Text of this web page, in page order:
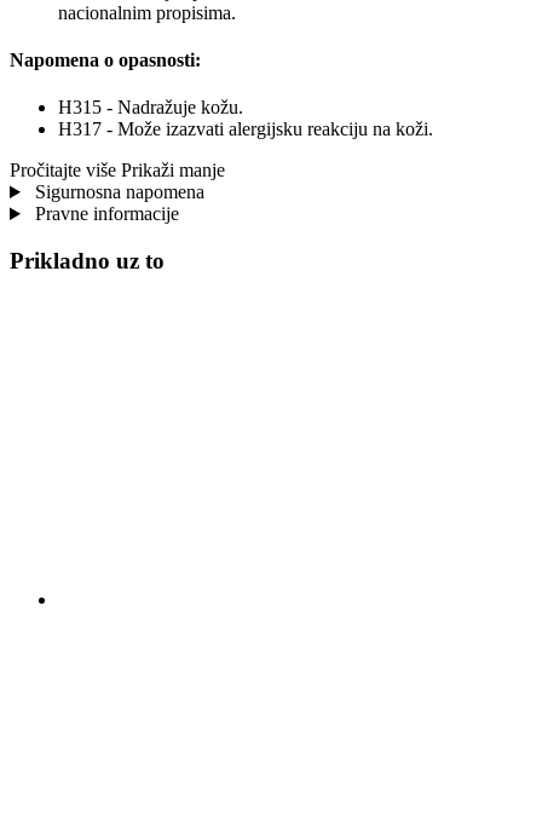
nacionalnim propisima.
Napomena o opasnosti:
H315 - Nadražuje kožu.
H317 - Može izazvati alergijsku reakciju na koži.
Pročitajte više Prikaži manje
Sigurnosna napomena
Pravne informacije
Prikladno uz to